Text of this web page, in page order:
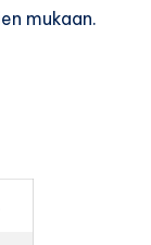
mukaan.